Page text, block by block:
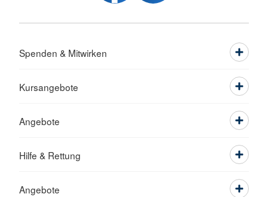
Spenden & Mitwirken
Kursangebote
Angebote
Hilfe & Rettung
Angebote